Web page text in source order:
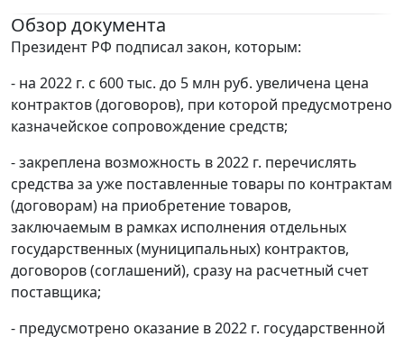
Обзор документа
Президент РФ подписал закон, которым:
- на 2022 г. с 600 тыс. до 5 млн руб. увеличена цена
контрактов (договоров), при которой предусмотрено
казначейское сопровождение средств;
- закреплена возможность в 2022 г. перечислять
средства за уже поставленные товары по контрактам
(договорам) на приобретение товаров,
заключаемым в рамках исполнения отдельных
государственных (муниципальных) контрактов,
договоров (соглашений), сразу на расчетный счет
поставщика;
- предусмотрено оказание в 2022 г. государственной